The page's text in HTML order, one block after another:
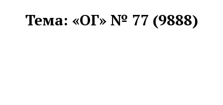
Тема: «ОГ» № 77 (9888)